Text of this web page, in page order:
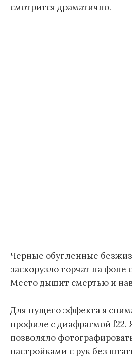
смотрится драматично.
Черные обугленные
заскорузло торчат на фоне
Место дышит смертью и
Для пущего эффекта я
профиле с диафрагмой f22.
позволяло
настройками с рук без